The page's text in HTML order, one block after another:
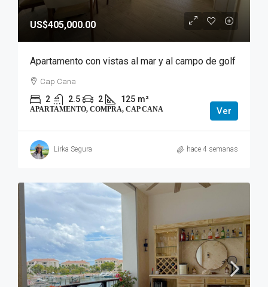
US$405,000.00
Apartamento con vistas al mar y al campo de golf
Cap Cana
2 2.5 2 125 m²
APARTAMENTO, COMPRA, CAP CANA Ver
Lirka Segura hace 4 semanas